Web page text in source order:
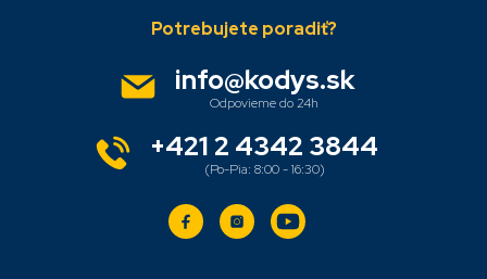
info@kodys.sk
+421 2 4342 3844